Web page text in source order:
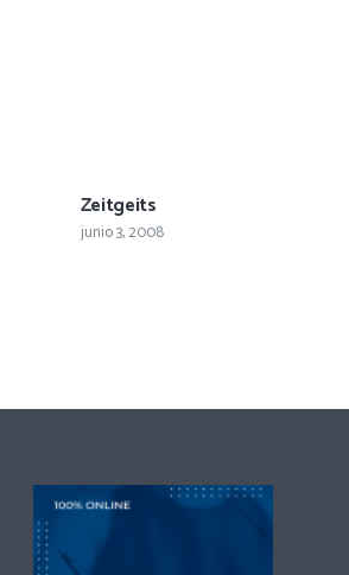
Zeitgeits
junio 3, 2008